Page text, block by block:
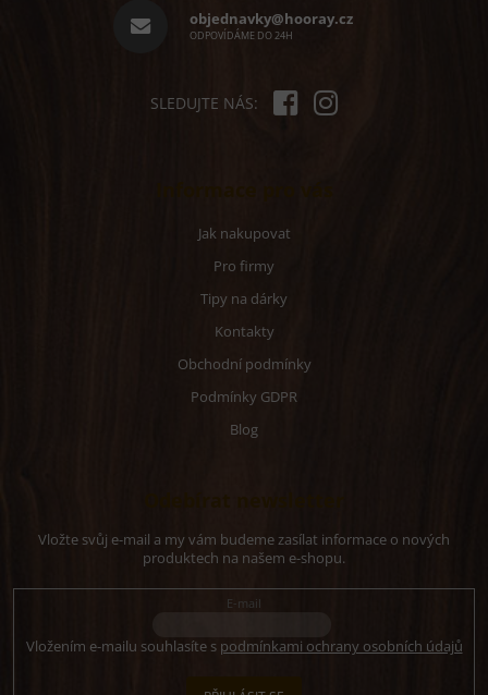
objednavky@hooray.cz
ODPOVÍDÁME DO 24H
SLEDUJTE NÁS:
Jak nakupovat
Pro firmy
Tipy na dárky
Kontakty
Obchodní podmínky
Podmínky GDPR
Blog
Vložte svůj e-mail a my vám budeme zasílat informace o nových
produktech na našem e-shopu.
E-mail
Vložením e-mailu souhlasíte s podmínkami ochrany osobních údajů